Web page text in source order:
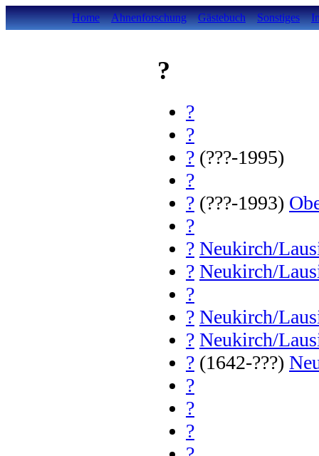
Home Ahnenforschung Gästebuch Sonstiges
?
?
?
? (???-1995)
?
? (???-1993)
?
? Neukirch/
? Neukirch/
?
? Neukirch/
? Neukirch/
? (1642-???)
?
?
?